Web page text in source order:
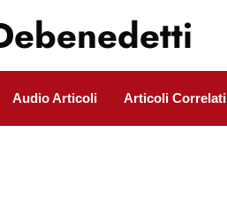
Audio Articoli Articoli Correlati